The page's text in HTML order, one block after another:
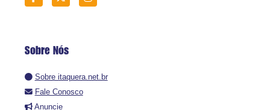
Sobre Nós
Sobre itaquera.net.br
Fale Conosco
Anuncie